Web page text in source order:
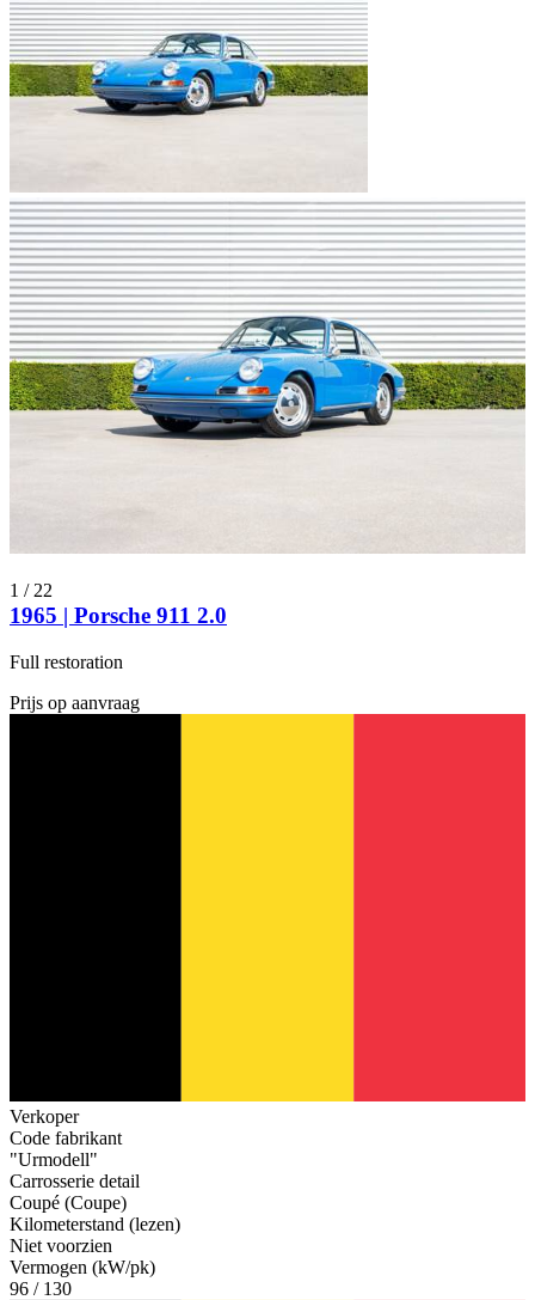
1 / 22
1965 | Porsche 911 2.0
Full restoration
Prijs op aanvraag
Verkoper
Code fabrikant
"Urmodell"
Carrosserie detail
Coupé (Coupe)
Kilometerstand (lezen)
Niet voorzien
Vermogen (kW/pk)
96 / 130